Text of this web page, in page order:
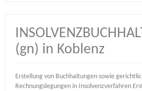
(gn) in Koblenz
Erstellung von Buchhaltungen sowie
Rechnungslegungen in Insolvenzverfahren